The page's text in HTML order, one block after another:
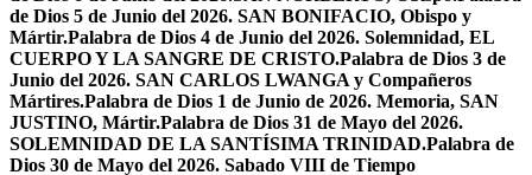
de Dios 5 de Junio del 2026. SAN BONIFACIO, Obispo y
Mártir.Palabra de Dios 4 de Junio del 2026. Solemnidad, EL
CUERPO Y LA SANGRE DE CRISTO.Palabra de Dios 3 de
Junio del 2026. SAN CARLOS LWANGA y Compañeros
Mártires.Palabra de Dios 1 de Junio de 2026. Memoria, SAN
JUSTINO, Mártir.Palabra de Dios 31 de Mayo del 2026.
SOLEMNIDAD DE LA SANTÍSIMA TRINIDAD.Palabra de
Dios 30 de Mayo del 2026. Sabado VIII de Tiempo